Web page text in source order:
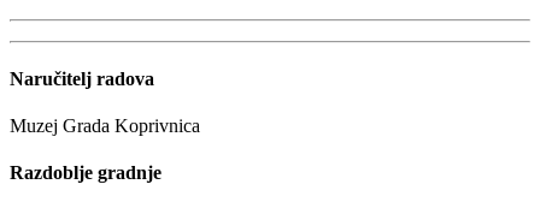
Naručitelj radova
Muzej Grada Koprivnica
Razdoblje gradnje